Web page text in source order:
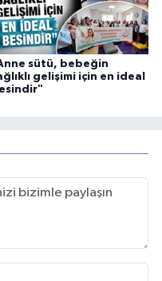
sütü, bebeğin
gelişimi için en ideal